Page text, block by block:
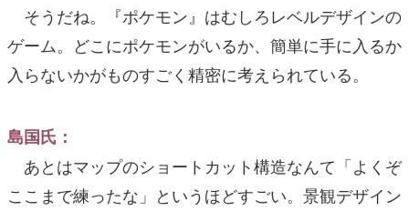
そうだね。『ポケモン』はむしろレベルデザインの
ゲーム。どこにポケモンがいるか、簡単に手に入るか
入らないかがものすごく精密に考えられている。
島国氏：
あとはマップのショートカット構造なんて「よくぞ
ここまで練ったな」というほどすごい。景観デザイン